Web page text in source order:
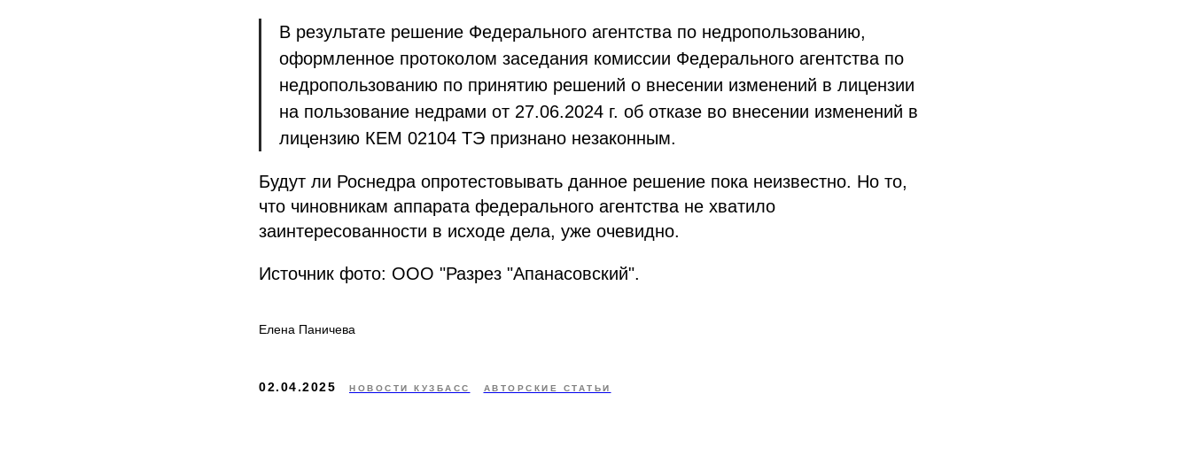
В результате решение Федерального агентства по недропользованию,
оформленное протоколом заседания комиссии Федерального агентства по
недропользованию по принятию решений о внесении изменений в лицензии
на пользование недрами от 27.06.2024 г. об отказе во внесении изменений в
лицензию КЕМ 02104 ТЭ признано незаконным.
Будут ли Роснедра опротестовывать данное решение пока неизвестно. Но то,
что чиновникам аппарата федерального агентства не хватило
заинтересованности в исходе дела, уже очевидно.
Источник фото: ООО "Разрез "Апанасовский".
Елена Паничева
02.04.2025 НОВОСТИ КУЗБАСС АВТОРСКИЕ СТАТЬИ